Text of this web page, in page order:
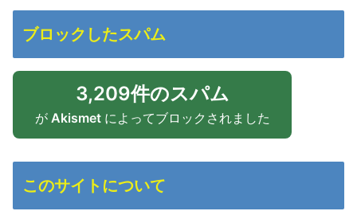
ブロックしたスパム
3,209件のスパム
が Akismetによってブロックされました
このサイトについて